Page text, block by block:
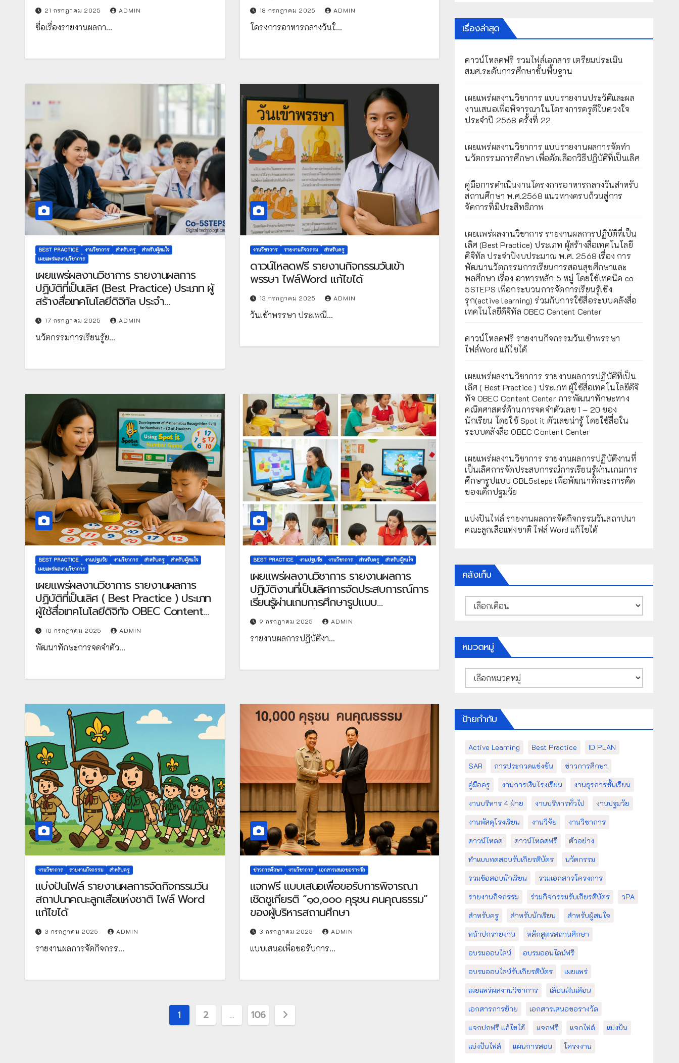
21 กรกฎาคม 2025 ADMIN
ชื่อเรื่องรายงานผลกา…
18 กรกฎาคม 2025 ADMIN
โครงการอาหารกลางวันใ…
BEST PRACTICE งานวิชาการ สำหรับครู
สำหรับผู้สนใจ
เผยแพร่ผลงานวิชาการ
เผยเเพร่ผลงานวิชาการ รายงานผลการ
ปฏิบัติที่เป็นเลิศ (Best Practice) ประเภท ผู้
สร้างสื่อเทคโนโลยีดิจิทัล ประจำ
ปีงบประมาณ พ.ศ. 2568 เรื่อง การพัฒนา
นวัตกรรมการเรียนการสอนสุขศึกษาและ
พลศึกษา เรื่อง อาหารหลัก 5 หมู่ โดยใช้
เรียนรู้เชิงรุก(active learning) ร่วมกับการ
Centent Center
17 กรกฎาคม 2025 ADMIN
นวัตกรรมการเรียนรู้ย…
งานวิชาการ รายงานกิจกรรม สำหรับครู
ดาวน์โหลดฟรี รายงานกิจกรรมวันเข้า
พรรษา ไฟล์Word แก้ไขได้
13 กรกฎาคม 2025 ADMIN
วันเข้าพรรษา ประเพณี…
BEST PRACTICE งานปฐมวัย งานวิชาการ สำหรับครู
สำหรับผู้สนใจ
เผยแพร่ผลงานวิชาการ
เผยแพร่ผลงานวิชาการ รายงานผลการ
ปฏิบัติที่เป็นเลิศ ( Best Practice ) ประเภท
ผู้ใช้สื่อเทคโนโลยีดิจิทัจ OBEC Content
Center การพัฒนาทักษะทางคณิตศาสตร์
ด้านการจดจำตัวเลข 1 – 20 ของนักเรียน
โดยใช้ Spot it ตัวเลขน่ารู้ โดยใช้สื่อใน
10 กรกฎาคม 2025 ADMIN
พัฒนาทักษะการจดจำตัว…
BEST PRACTICE งานปฐมวัย งานวิชาการ สำหรับครู สำหรับผู้สนใจ
เผยแพร่ผลงานวิชาการ รายงานผลการ
ปฏิบัติงานที่เป็นเลิศการจัดประสบการณ์การ
เรียนรู้ผ่านเกมการศึกษารูปแบบ
GBL5steps เพื่อพัฒนาทักษะการคิดของ
เด็กปฐมวัย
9 กรกฎาคม 2025 ADMIN
รายงานผลการปฏิบัติงา…
งานวิชาการ รายงานกิจกรรม สำหรับครู
แบ่งปันไฟล์ รายงานผลการจัดกิจกรรมวัน
สถาปนาคณะลูกเสือแห่งชาติ ไฟล์ Word
แก้ไขได้
3 กรกฎาคม 2025 ADMIN
รายงานผลการจัดกิจกรร…
ข่าวการศึกษา งานวิชาการ เอกสารเสนอขอรางวัล
แจกฟรี แบบเสนอเพื่อขอรับการพิจารณา
เชิดชูเกียรติ “๑๐,๐๐๐ คุรุชน คนคุณธรรม”
ของผู้บริหารสถานศึกษา
3 กรกฎาคม 2025 ADMIN
แบบเสนอเพื่อขอรับการ…
Posts
1 2 … 106
เรื่องล่าสุด
ดาวน์โหลดฟรี รวมไฟล์เอกสาร เตรียมประเมิน
สมศ.ระดับการศึกษาขั้นพื้นฐาน
เผยแพร่ผลงานวิชาการ แบบรายงานประวัติและผล
งานเสนอเพื่อพิจารณาในโครงการครูดีในดวงใจ
ประจำปี 2568 ครั้งที่ 22
เผยแพร่ผลงานวิชาการ แบบรายงานผลการจัดทำ
นวัตกรรมการศึกษา เพื่อคัดเลือกวิธีปฏิบัติที่เป็นเลิศ
คู่มือการดำเนินงานโครงการอาหารกลางวันสำหรับ
สถานศึกษา พ.ศ.2568 แนวทางครบถ้วนสู่การ
จัดการที่มีประสิทธิภาพ
เผยเเพร่ผลงานวิชาการ รายงานผลการปฏิบัติที่เป็น
เลิศ (Best Practice) ประเภท ผู้สร้างสื่อเทคโนโลยี
ดิจิทัล ประจำปีงบประมาณ พ.ศ. 2568 เรื่อง การ
พัฒนานวัตกรรมการเรียนการสอนสุขศึกษาและ
พลศึกษา เรื่อง อาหารหลัก 5 หมู่ โดยใช้เทคนิค co-
5STEPS เพื่อกระบวนการจัดการเรียนรู้เชิง
รุก(active learning) ร่วมกับการใช้สื่อระบบคลังสื่อ
เทคโนโลยีดิจิทัล OBEC Centent Center
ดาวน์โหลดฟรี รายงานกิจกรรมวันเข้าพรรษา
ไฟล์Word แก้ไขได้
เผยแพร่ผลงานวิชาการ รายงานผลการปฏิบัติที่เป็น
เลิศ ( Best Practice ) ประเภท ผู้ใช้สื่อเทคโนโลยีดิจิ
ทัจ OBEC Content Center การพัฒนาทักษะทาง
คณิตศาสตร์ด้านการจดจำตัวเลข 1 – 20 ของ
นักเรียน โดยใช้ Spot it ตัวเลขน่ารู้ โดยใช้สื่อใน
ระบบคลังสื่อ OBEC Content Center
เผยแพร่ผลงานวิชาการ รายงานผลการปฏิบัติงานที่
เป็นเลิศการจัดประสบการณ์การเรียนรู้ผ่านเกมการ
ศึกษารูปแบบ GBL5steps เพื่อพัฒนาทักษะการคิด
ของเด็กปฐมวัย
แบ่งปันไฟล์ รายงานผลการจัดกิจกรรมวันสถาปนา
คณะลูกเสือแห่งชาติ ไฟล์ Word แก้ไขได้
คลังเก็บ
คลัง
เก็บ
หมวดหมู่
หมวด
หมู่
ป้ายกำกับ
Active Learning Best Practice
ID PLAN
SAR
การประกวดแข่งขัน
ข่าวการศึกษา
คู่มือครู
งานการเงินโรงเรียน
งานธุรการชั้นเรียน
งานบริหาร 4 ฝ่าย
งานบริหารทั่วไป
งานปฐมวัย
งานพัสดุโรงเรียน
งานวิจัย
งานวิชาการ
ดาวน์โหลด
ดาวน์โหลดฟรี
ตัวอย่าง
ทำแบบทดสอบรับเกียรติบัตร
นวัตกรรม
รวมข้อสอบนักเรียน
รวมเอกสารโครงการ
รายงานกิจกรรม
ร่วมกิจกรรมรับเกียรติบัตร
วPA
สำหรับครู
สำหรับนักเรียน
สำหรับผู้สนใจ
หน้าปกรายงาน
หลักสูตรสถานศึกษา
อบรมออนไลน์
อบรมออนไลน์ฟรี
อบรมออนไลน์รับเกียรติบัตร
เผยแพร่
เผยแพร่ผลงานวิชาการ
เลื่อนเงินเดือน
เอกสารการย้าย
เอกสารเสนอขอรางวัล
แจกปกฟรี แก้ไขได้
แจกฟรี แจกไฟล์
แบ่งปัน
แบ่งปันไฟล์
แผนการสอน โครงงาน